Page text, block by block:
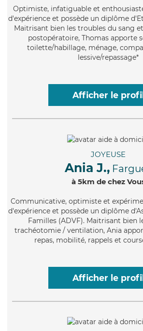
Optimiste, infatiguable et
d'expérience et possède un diplôme
Maitrisant bien les troubles du sang
postopératoire, Thomas apporte
toilette/habillage, ménage,
lessive/repassage*
Afficher le profil
JOYEUSE
Ania J.,
à 5km de chez
Communicative, optimiste et
d'expérience et possède un diplôme
Familles (ADVF). Maitrisant bien
trachéotomie / ventilation, Ania
repas, mobilité, rappels et
Afficher le